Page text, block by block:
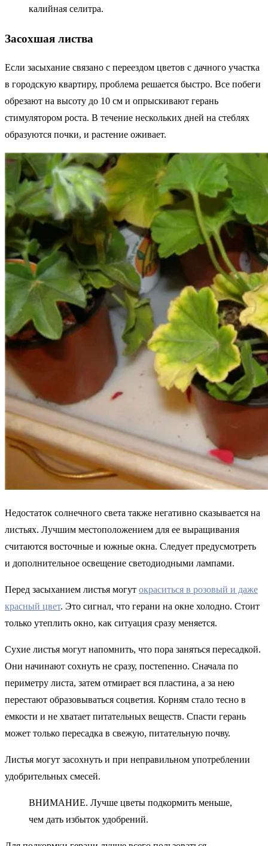
калийная селитра.
Засохшая листва
Если засыхание связано с переездом цветов с дачного участка
в городскую квартиру, проблема решается быстро. Все побеги
обрезают на высоту до 10 см и опрыскивают герань
стимулятором роста. В течение нескольких дней на стеблях
образуются почки, и растение оживает.
Недостаток солнечного света также негативно сказывается на
листьях. Лучшим местоположением для ее выращивания
считаются восточные и южные окна. Следует предусмотреть
и дополнительное освещение светодиодными лампами.
Перед засыханием листья могут окраситься в розовый и даже
красный цвет. Это сигнал, что герани на окне холодно. Стоит
только утеплить окно, как ситуация сразу меняется.
Сухие листья могут напомнить, что пора заняться пересадкой.
Они начинают сохнуть не сразу, постепенно. Сначала по
периметру листа, затем отмирает вся пластина, а за нею
перестают образовываться соцветия. Корням стало тесно в
емкости и не хватает питательных веществ. Спасти герань
может только пересадка в свежую, питательную почву.
Листья могут засохнуть и при неправильном употреблении
удобрительных смесей.
ВНИМАНИЕ. Лучше цветы подкормить меньше,
чем дать избыток удобрений.